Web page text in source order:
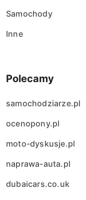
Samochody
Inne
Polecamy
samochodziarze.pl
ocenopony.pl
moto-dyskusje.pl
naprawa-auta.pl
dubaicars.co.uk